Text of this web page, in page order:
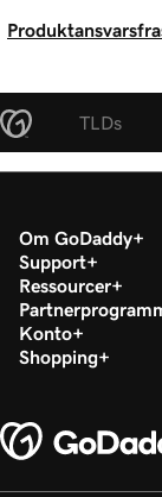
TLDs
Om GoDaddy
Support
Ressourcer
Konto
Shopping